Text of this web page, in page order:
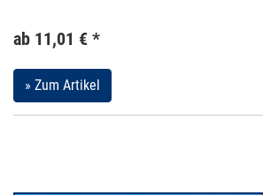
ab 11,01 € *
» Zum Artikel